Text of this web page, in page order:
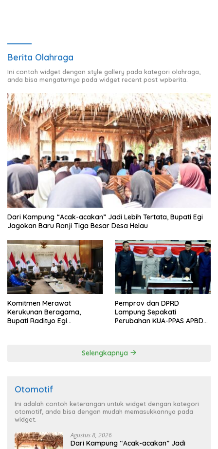
Berita Olahraga
Ini contoh widget dengan style gallery pada kategori olahraga,
anda bisa mengaturnya pada widget recent post wpberita.
Dari Kampung “Acak-acakan” Jadi Lebih Tertata, Bupati Egi
Jagokan Baru Ranji Tiga Besar Desa Helau
Komitmen Merawat
Kerukunan Beragama,
Bupati Radityo Egi
Pemprov dan DPRD
Lampung Sepakati
Perubahan KUA-PPAS APBD
Selengkapnya
Otomotif
Ini adalah contoh keterangan untuk widget dengan kategori
otomotif, anda bisa dengan mudah memasukkannya pada
widget.
Agustus 8, 2026
Dari Kampung “Acak-acakan” Jadi